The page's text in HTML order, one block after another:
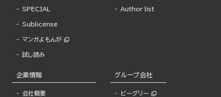
SPECIAL
Sublicense
マンガよもんが
試し読み
Author list
企業情報
会社概要
グループ会社
ビーグリー